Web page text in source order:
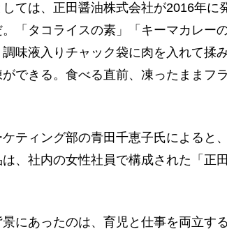
ては、正田醤油株式会社が2016年に
「タコライスの素」「キーマカレー
味液入りチャック袋に肉を入れて揉
できる。食べる直前、凍ったままフ
ティング部の青田千恵子氏によると
は、社内の女性社員で構成された「正
にあったのは、育児と仕事を両立す